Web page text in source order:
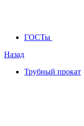
ГОСТы
Назад
Трубный прокат